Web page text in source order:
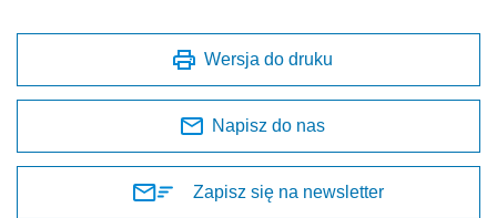
Wersja do druku
Napisz do nas
Zapisz się na newsletter